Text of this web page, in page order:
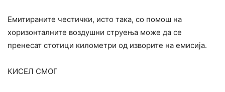
Емитираните честички, исто така, со помош на
хоризонталните воздушни струења може да се
пренесат стотици километри од изворите на емисија.
КИСЕЛ СМОГ